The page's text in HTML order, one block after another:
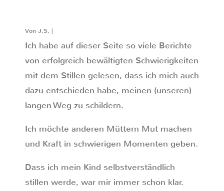
Von J.S. |
Ich habe auf dieser Seite so viele Berichte
von erfolgreich bewältigten Schwierigkeiten
mit dem Stillen gelesen, dass ich mich auch
dazu entschieden habe, meinen (unseren)
langen Weg zu schildern.
Ich möchte anderen Müttern Mut machen
und Kraft in schwierigen Momenten geben.
Dass ich mein Kind selbstverständlich
stillen werde, war mir immer schon klar.